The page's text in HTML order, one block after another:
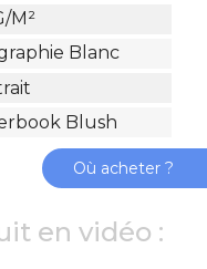
m²
Blanc
Blush
en vidéo :
Où acheter ?